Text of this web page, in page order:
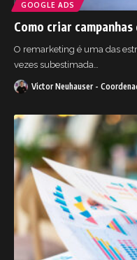
GOOGLE ADS
Como criar
O remarketing é uma das
vezes subestimada…
Victor Neuhauser -